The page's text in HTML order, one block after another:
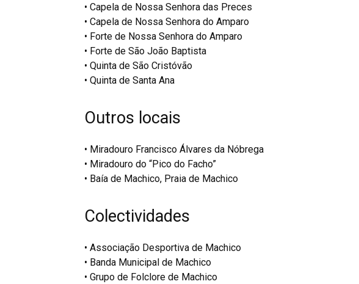
• Capela de Nossa Senhora das Preces
• Capela de Nossa Senhora do Amparo
• Forte de Nossa Senhora do Amparo
• Forte de São João Baptista
• Quinta de São Cristóvão
• Quinta de Santa Ana
Outros locais
• Miradouro Francisco Álvares da Nóbrega
• Miradouro do “Pico do Facho”
• Baía de Machico, Praia de Machico
Colectividades
• Associação Desportiva de Machico
• Banda Municipal de Machico
• Grupo de Folclore de Machico